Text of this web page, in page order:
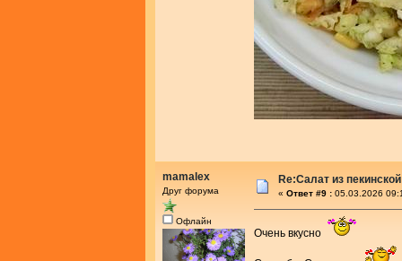
mamalex
Друг форума
Офлайн
Re:Салат из
« Ответ #9 : 05.03.2026
Очень вкусно